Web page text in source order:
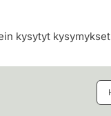
kysytyt kysymykset